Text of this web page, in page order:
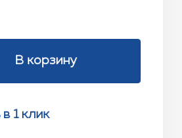
В корзину
в 1 клик